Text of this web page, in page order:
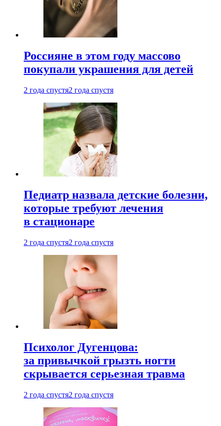
Россияне в этом году массово
покупали украшения для детей
2 года спустя2 года спустя
Педиатр назвала детские болезни,
которые требуют лечения
в стационаре
2 года спустя2 года спустя
Психолог Дугенцова:
за привычкой грызть ногти
скрывается серьезная травма
2 года спустя2 года спустя